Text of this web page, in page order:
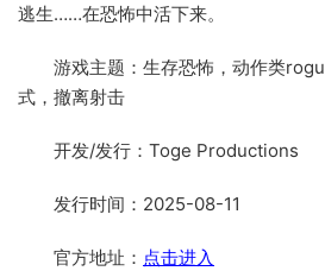
逃生……在恐怖中活下来。
游戏主题：生存恐怖，动作类
式，撤离射击
开发/发行：Toge Productions
发行时间：2025-08-11
官方地址： 点击进入